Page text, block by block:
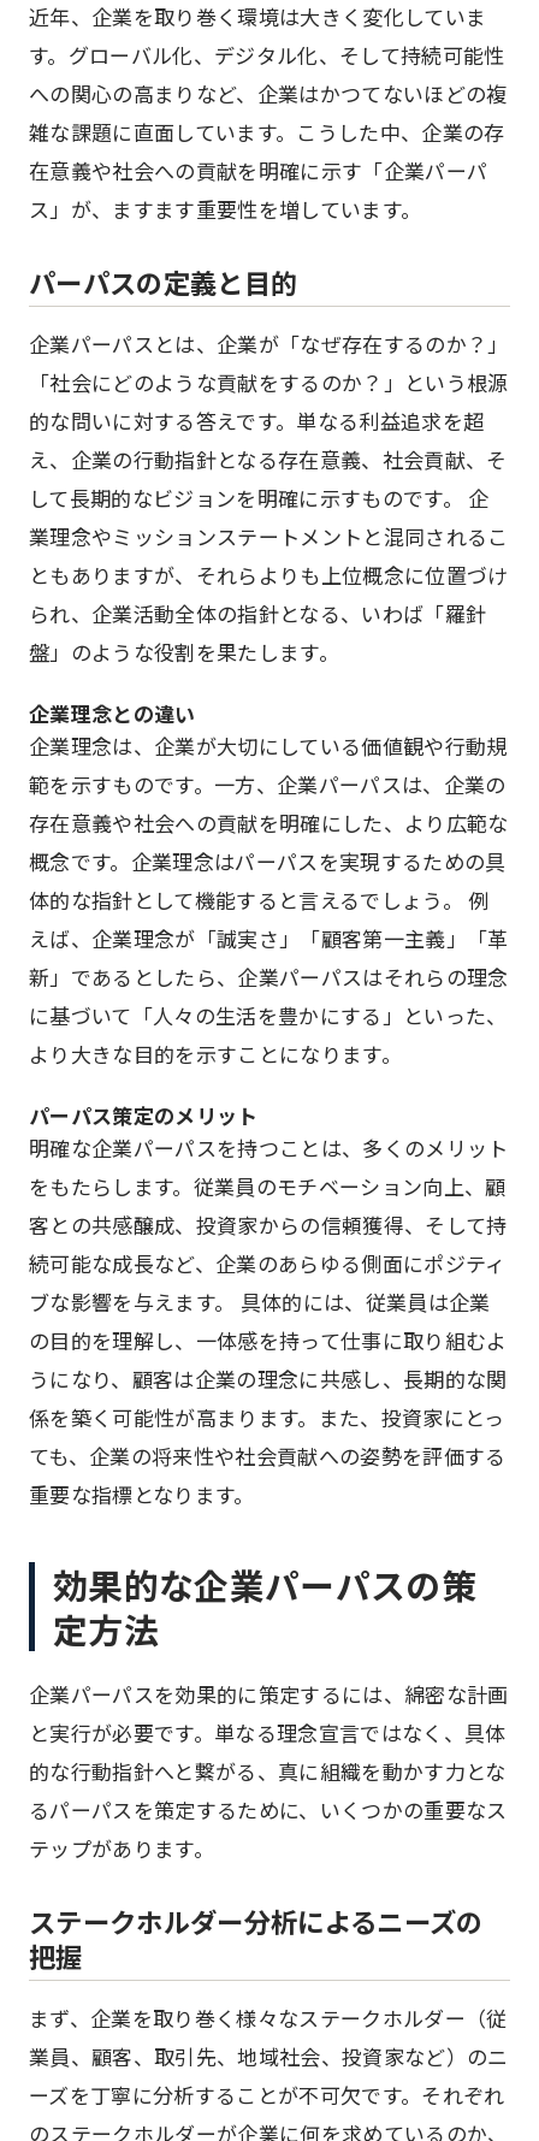
近年、企業を取り巻く環境は大きく変化していま
す。グローバル化、デジタル化、そして持続可能性
への関心の高まりなど、企業はかつてないほどの複
雑な課題に直面しています。こうした中、企業の存
在意義や社会への貢献を明確に示す「企業パーパ
ス」が、ますます重要性を増しています。
パーパスの定義と目的
企業パーパスとは、企業が「なぜ存在するのか？」
「社会にどのような貢献をするのか？」という根源
的な問いに対する答えです。単なる利益追求を超
え、企業の行動指針となる存在意義、社会貢献、そ
して長期的なビジョンを明確に示すものです。 企
業理念やミッションステートメントと混同されるこ
ともありますが、それらよりも上位概念に位置づけ
られ、企業活動全体の指針となる、いわば「羅針
盤」のような役割を果たします。
企業理念との違い
企業理念は、企業が大切にしている価値観や行動規
範を示すものです。一方、企業パーパスは、企業の
存在意義や社会への貢献を明確にした、より広範な
概念です。企業理念はパーパスを実現するための具
体的な指針として機能すると言えるでしょう。 例
えば、企業理念が「誠実さ」「顧客第一主義」「革
新」であるとしたら、企業パーパスはそれらの理念
に基づいて「人々の生活を豊かにする」といった、
より大きな目的を示すことになります。
パーパス策定のメリット
明確な企業パーパスを持つことは、多くのメリット
をもたらします。従業員のモチベーション向上、顧
客との共感醸成、投資家からの信頼獲得、そして持
続可能な成長など、企業のあらゆる側面にポジティ
ブな影響を与えます。 具体的には、従業員は企業
の目的を理解し、一体感を持って仕事に取り組むよ
うになり、顧客は企業の理念に共感し、長期的な関
係を築く可能性が高まります。また、投資家にとっ
ても、企業の将来性や社会貢献への姿勢を評価する
重要な指標となります。
効果的な企業パーパスの策
定方法
企業パーパスを効果的に策定するには、綿密な計画
と実行が必要です。単なる理念宣言ではなく、具体
的な行動指針へと繋がる、真に組織を動かす力とな
るパーパスを策定するために、いくつかの重要なス
テップがあります。
ステークホルダー分析によるニーズの
把握
まず、企業を取り巻く様々なステークホルダー（従
業員、顧客、取引先、地域社会、投資家など）のニ
ーズを丁寧に分析することが不可欠です。それぞれ
のステークホルダーが企業に何を求めているのか、